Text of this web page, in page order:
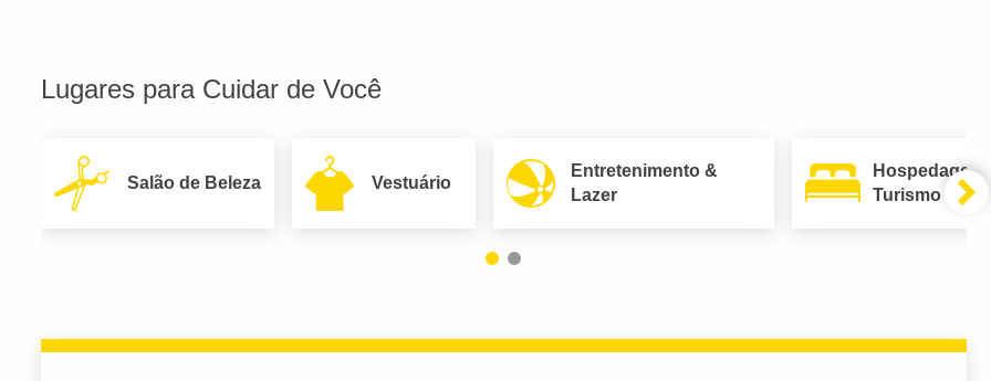
Lugares para Cuidar de Você
Salão de Beleza Vestuário
Entretenimento &
Lazer
Hospedagem
Turismo